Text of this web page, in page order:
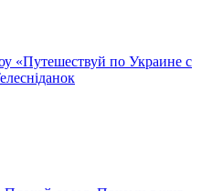
«Путешествуй по Украине с